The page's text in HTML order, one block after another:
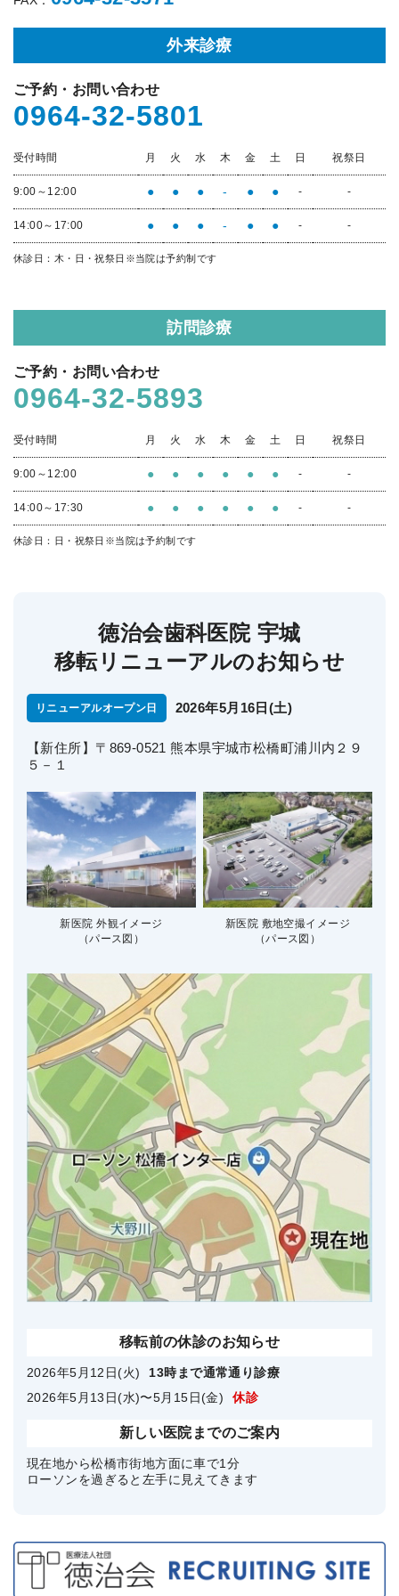
外来診療
ご予約・お問い合わせ
0964-32-5801
受付時間 月 火 水 木 金 土 日 祝祭日
9:00～12:00 ● ● ● - ● ● - -
14:00～17:00 ● ● ● - ● ● - -
休診日：木・日・祝祭日 ※当院は予約制です
訪問診療
ご予約・お問い合わせ
0964-32-5893
受付時間 月 火 水 木 金 土 日 祝祭日
9:00～12:00 ● ● ● ● ● ● - -
14:00～17:30 ● ● ● ● ● ● - -
休診日：日・祝祭日 ※当院は予約制です
徳治会歯科医院 宇城
移転リニューアルのお知らせ
リニューアルオープン日 2026年5月16日(土)
【新住所】〒869-0521 熊本県宇城市松橋町浦川内２９
５－１
新医院 外観イメージ
（パース図）
新医院 敷地空撮イメージ
（パース図）
移転前の休診のお知らせ
2026年5月12日(火)
13時まで通常通り診療
2026年5月13日(水)〜5月15日(金)
休診
新しい医院までのご案内
現在地から松橋市街地方面に車で1分
ローソンを過ぎると左手に見えてきます